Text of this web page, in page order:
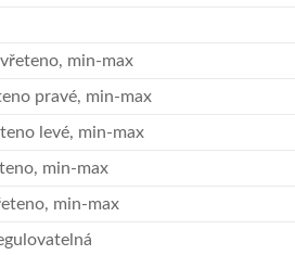
min-max
pravé, min-max
levé, min-max
min-max
min-max